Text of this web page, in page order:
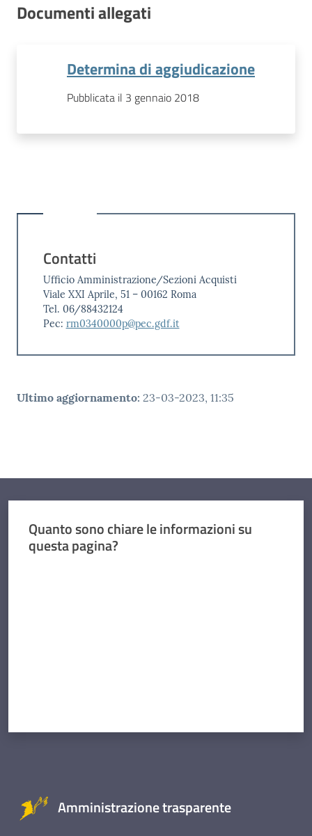
Documenti allegati
Determina di aggiudicazione
Pubblicata il 3 gennaio 2018
Contatti
Ufficio Amministrazione/Sezioni Acquisti
Viale XXI Aprile, 51 – 00162 Roma
Tel. 06/88432124
Pec: rm0340000p@pec.gdf.it
Ultimo aggiornamento: 23-03-2023, 11:35
Quanto sono chiare le informazioni su
questa pagina?
Amministrazione trasparente